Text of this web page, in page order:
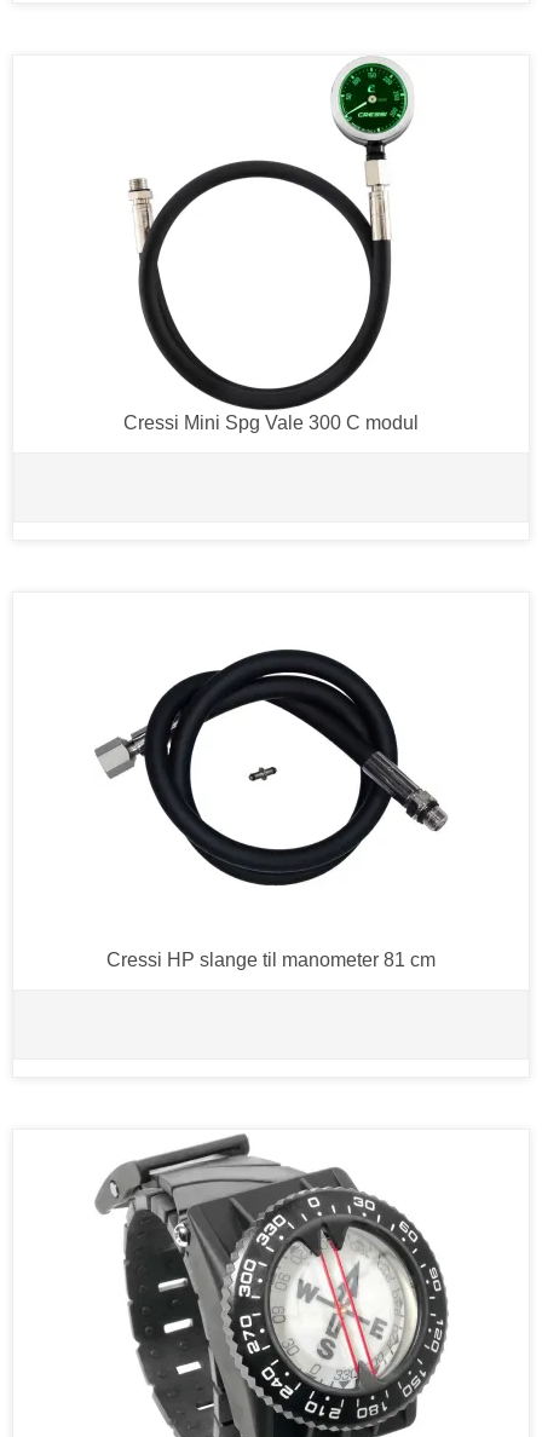
Cressi Mini Spg Vale 300 C modul
Cressi HP slange til manometer 81 cm